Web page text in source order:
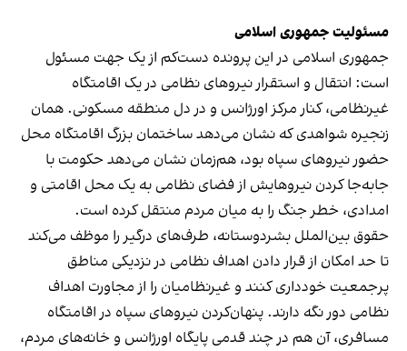
مسئولیت جمهوری اسلامی
جمهوری اسلامی در این پرونده دست‌کم از یک جهت مسئول
است: انتقال و استقرار نیروهای نظامی در یک اقامتگاه
غیرنظامی، کنار مرکز اورژانس و در دل منطقه مسکونی. همان
زنجیره شواهدی که نشان می‌دهد ساختمان بزرگ اقامتگاه محل
حضور نیروهای سپاه بود، هم‌زمان نشان می‌دهد حکومت با
جابه‌جا کردن نیروهایش از فضای نظامی به یک محل اقامتی و
امدادی، خطر جنگ را به میان مردم منتقل کرده است.
حقوق بین‌الملل بشردوستانه، طرف‌های درگیر را موظف می‌کند
تا حد امکان از قرار دادن اهداف نظامی در نزدیکی مناطق
پرجمعیت خودداری کنند و غیرنظامیان را از مجاورت اهداف
نظامی دور نگه دارند. پنهان‌کردن نیروهای سپاه در اقامتگاه
مسافری، آن هم در چند قدمی پایگاه اورژانس و خانه‌های مردم،